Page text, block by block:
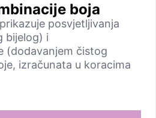
boja
posvjetljivanja
bijelog) i
(dodavanjem čistog
izračunata u koracima